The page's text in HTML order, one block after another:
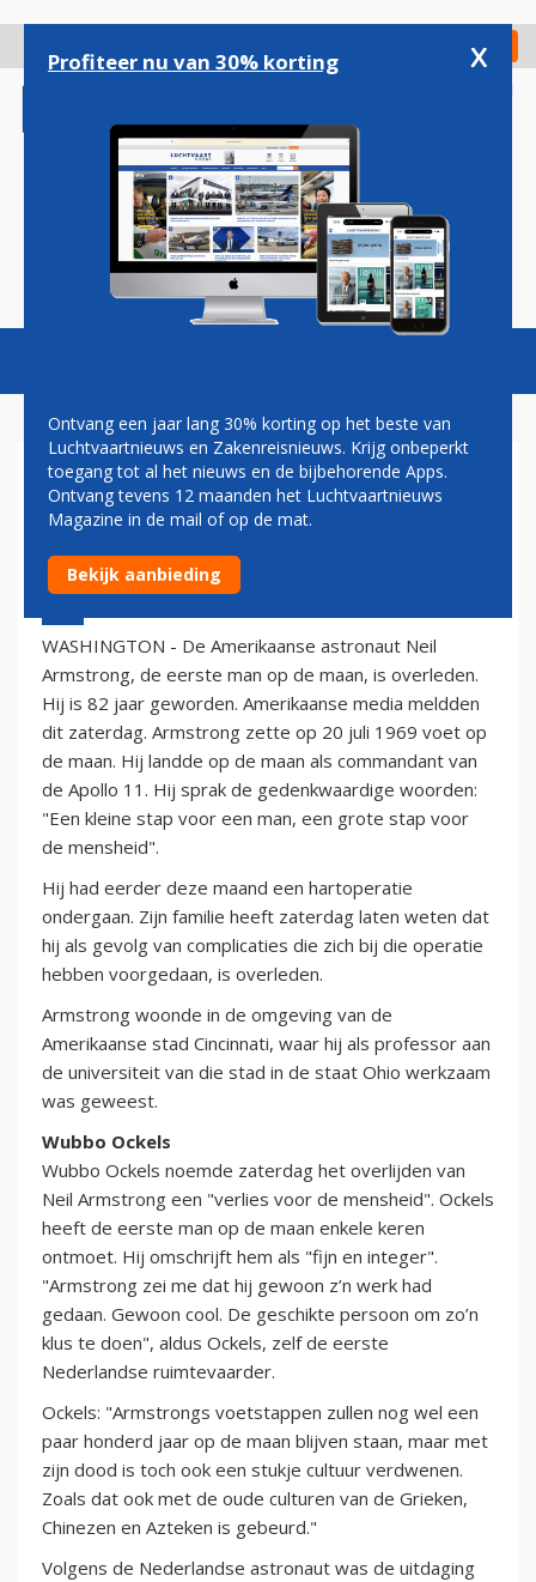
gaan
Check in
Magazine Podcasts Vacatures
ASTRONAUT NEIL
ARMSTRONG OVERLEDEN
25 augustus 2012 - 23:00
WASHINGTON - De Amerikaanse astronaut Neil
Armstrong, de eerste man op de maan, is overleden.
Hij is 82 jaar geworden. Amerikaanse media meldden
dit zaterdag. Armstrong zette op 20 juli 1969 voet op
de maan. Hij landde op de maan als commandant van
de Apollo 11. Hij sprak de gedenkwaardige woorden:
"Een kleine stap voor een man, een grote stap voor
de mensheid".
Hij had eerder deze maand een hartoperatie
ondergaan. Zijn familie heeft zaterdag laten weten dat
hij als gevolg van complicaties die zich bij die operatie
hebben voorgedaan, is overleden.
Armstrong woonde in de omgeving van de
Amerikaanse stad Cincinnati, waar hij als professor aan
de universiteit van die stad in de staat Ohio werkzaam
was geweest.
Wubbo Ockels
Wubbo Ockels noemde zaterdag het overlijden van
Neil Armstrong een "verlies voor de mensheid". Ockels
heeft de eerste man op de maan enkele keren
ontmoet. Hij omschrijft hem als "fijn en integer".
"Armstrong zei me dat hij gewoon z’n werk had
gedaan. Gewoon cool. De geschikte persoon om zo’n
klus te doen", aldus Ockels, zelf de eerste
Nederlandse ruimtevaarder.
Ockels: "Armstrongs voetstappen zullen nog wel een
paar honderd jaar op de maan blijven staan, maar met
zijn dood is toch ook een stukje cultuur verdwenen.
Zoals dat ook met de oude culturen van de Grieken,
Chinezen en Azteken is gebeurd."
Volgens de Nederlandse astronaut was de uitdaging
Profiteer nu van 30% korting x
Ontvang een jaar lang 30% korting op het beste van
Luchtvaartnieuws en Zakenreisnieuws. Krijg onbeperkt
toegang tot al het nieuws en de bijbehorende Apps.
Ontvang tevens 12 maanden het Luchtvaartnieuws
Magazine in de mail of op de mat.
Bekijk aanbieding